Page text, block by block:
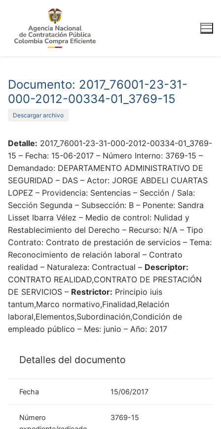
contenido
Documento: 2017_76001-23-31-
000-2012-00334-01_3769-15
Descargar archivo
Detalle: 2017_76001-23-31-000-2012-00334-01_3769-
15 – Fecha: 15-06-2017 – Número Interno: 3769-15 –
Demandado: DEPARTAMENTO ADMINISTRATIVO DE
SEGURIDAD – DAS – Actor: JORGE ABDELI CUARTAS
LOPEZ – Providencia: Sentencias – Sección / Sala:
Sección Segunda – Subsección: B – Ponente: Sandra
Lisset Ibarra Vélez – Medio de control: Nulidad y
Restablecimiento del Derecho – Recurso: N/A – Tipo
Contrato: Contrato de prestación de servicios – Tema:
Reconocimiento de relación laboral – Contrato
realidad – Naturaleza: Contractual – Descriptor:
CONTRATO REALIDAD,CONTRATO DE PRESTACIÓN
DE SERVICIOS – Restrictor: Principio iuis
tantum,Marco normativo,Finalidad,Relación
laboral,Elementos,Subordinación,Condición de
empleado público – Mes: junio – Año: 2017
Detalles del documento
Fecha 15/06/2017
Número
3769-15